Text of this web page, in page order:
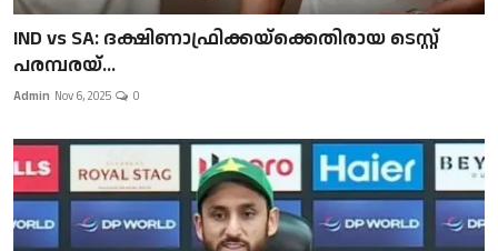
IND vs SA: ദക്ഷിണാഫ്രിക്കയ്‌ക്കെതിരായ ടെസ്റ്റ്
പരമ്പരയ്...
Admin Nov 6, 2025 0